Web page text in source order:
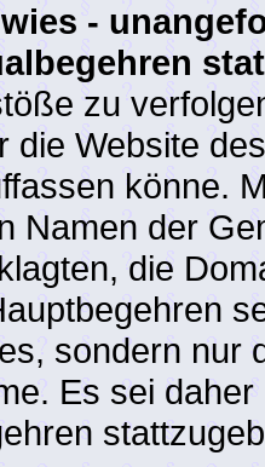
-
zu
die Website
könne.
Namen der
die
sondern nur
Es sei